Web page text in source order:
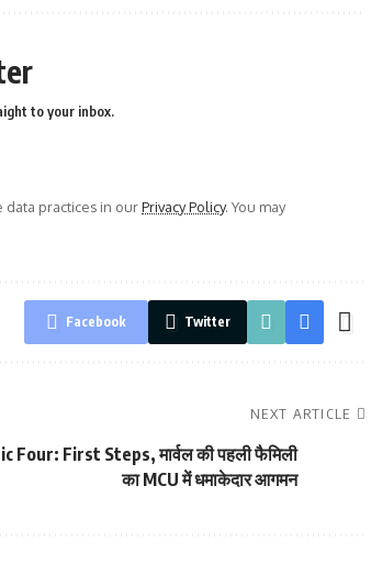
to your inbox.
practices in ourPrivacy Policy. You may
Facebook Twitter
NEXT ARTICLE
Four: First Steps, मार्वल की पहली फैमिली
का MCU में धमाकेदार आगमन